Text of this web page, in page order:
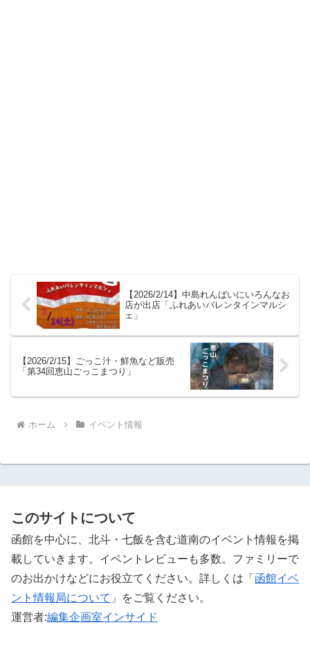
【2026/2/14】中島れんばいにいろんなお
店が出店「ふれあいバレンタインマルシ
ェ」
【2026/2/15】ごっこ汁・鮮魚など販売
「第34回恵山ごっこまつり」
ホーム イベント情報
このサイトについて
函館を中心に、北斗・七飯を含む道南のイベント情報を掲
載していきます。イベントレビューも多数。ファミリーで
のお出かけなどにお役立てください。詳しくは「 函館イベ
ント情報局について 」をご覧ください。 ‎
運営者:編集企画室インサイド